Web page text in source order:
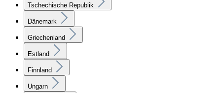
Tschechische Republik
Dänemark
Griechenland
Estland
Finnland
Ungarn